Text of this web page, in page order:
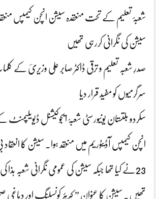
شعبۂ تعلیم کے تحت منعقدہ سیشن انچن کیمپس منعقد
سیشن کی نگرانی کررہی تھیں
صدرِ شعبہ تعلیم و ترقی ڈاکٹر صابر علی وزیریؔ کے
سرگرمیوں کو مفید قرار دیا
سکردو بلتستان یونیورسٹی شعبۂ ایجوکیشنل
انچن کیمپس آڈیٹوریم میں منعقد ہوا۔ سیشن کا
23نے کیا تھا جبکہ سیشن کی عمومی نگرانی شعبہ ہذا
تھیں۔ سیشن کا عنوان ” کیریئر کونسلنگ اور